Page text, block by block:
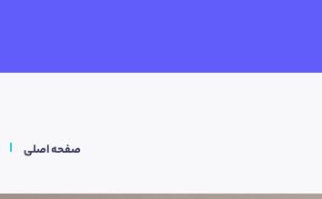
صفحه اصلی